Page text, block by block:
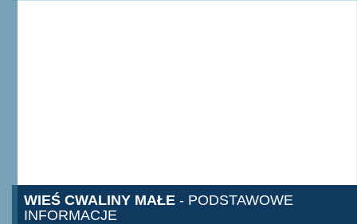
WIEŚ CWALINY MAŁE - PODSTAWOWE
INFORMACJE